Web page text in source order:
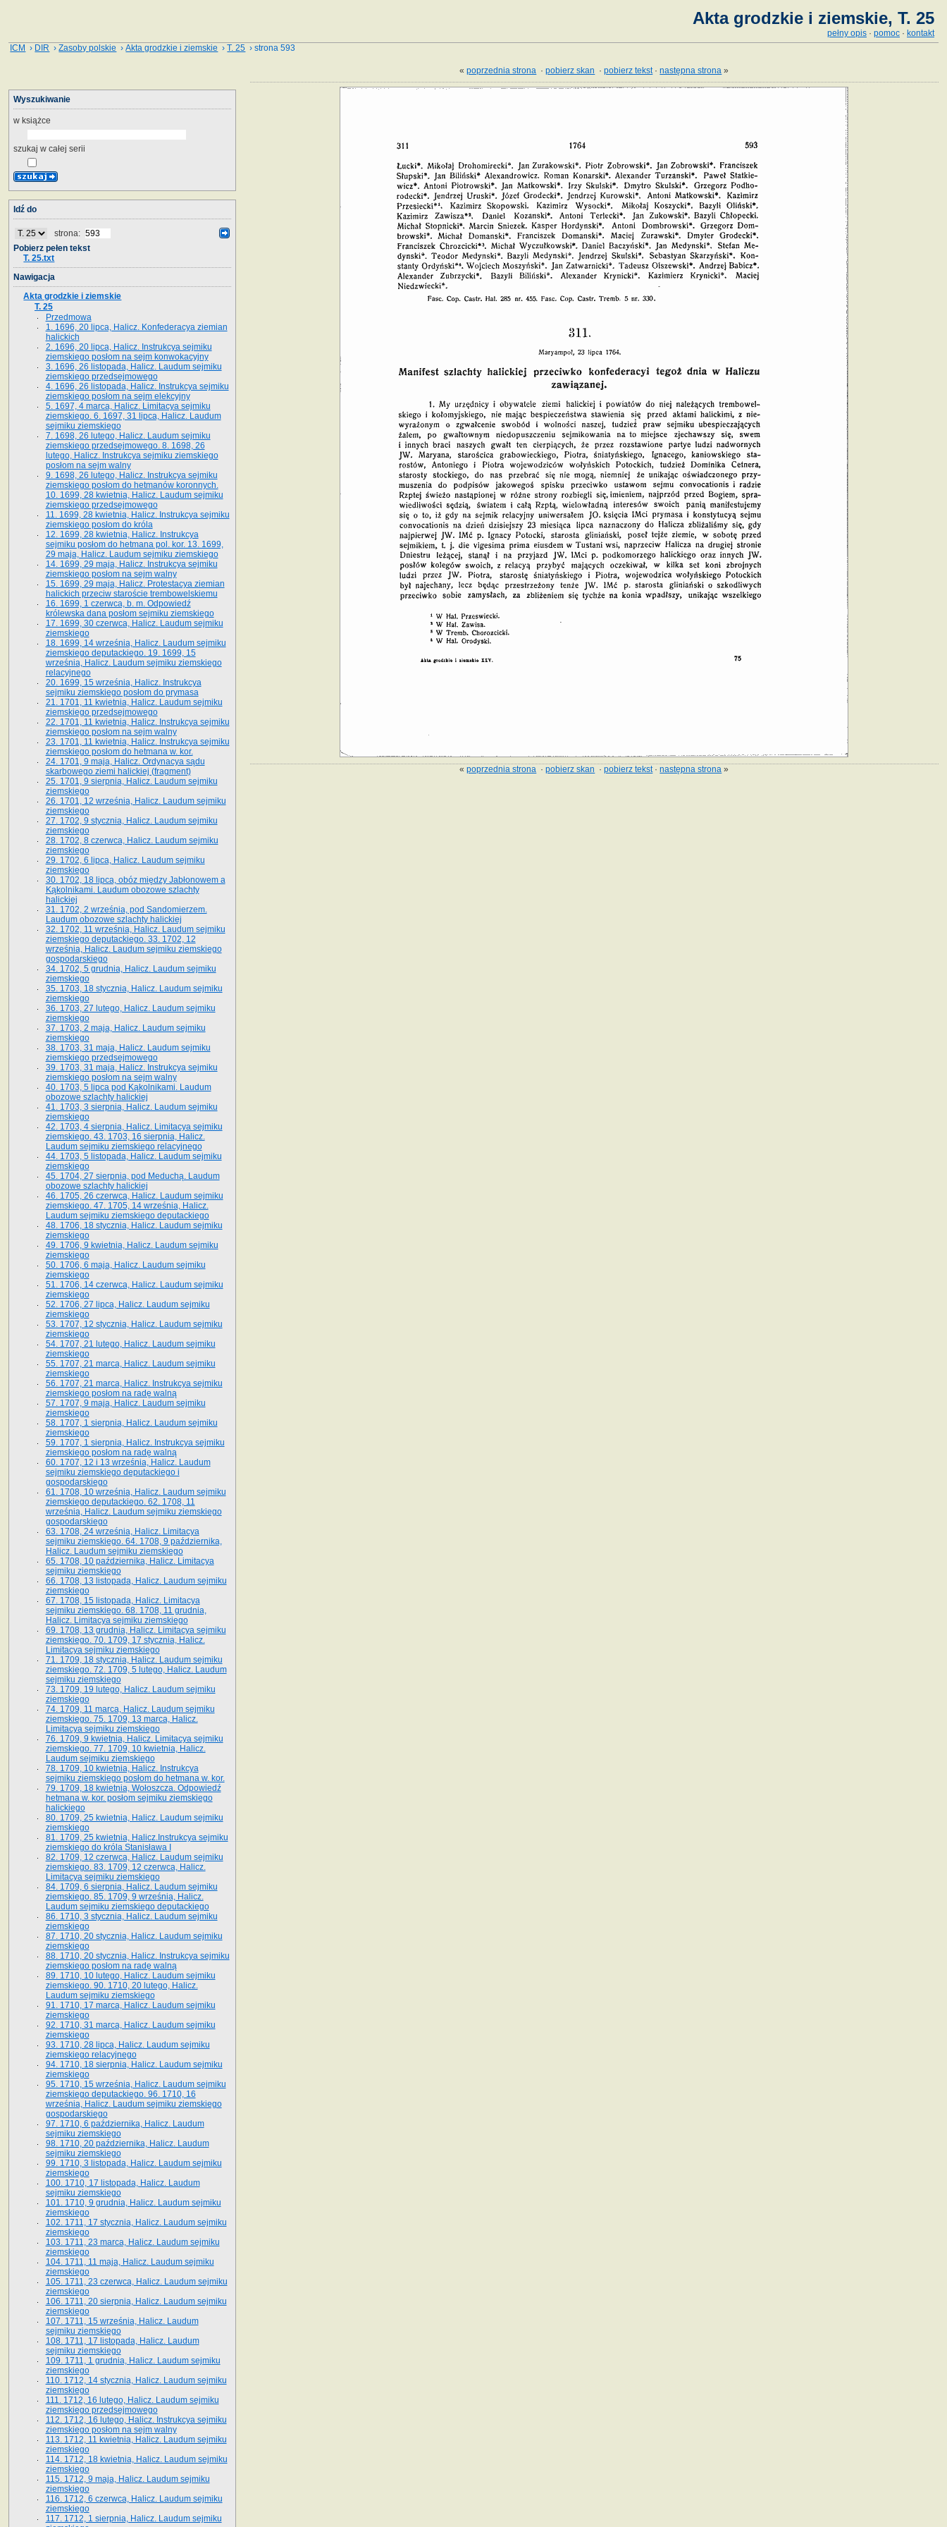
Akta grodzkie i ziemskie, T. 25
pełny opis · pomoc · kontakt
ICM › DIR ›Zasoby polskie ›Akta grodzkie i ziemskie ›T. 25 › strona 593
«poprzednia strona ·pobierz skan ·pobierz tekst·następna strona »
«poprzednia strona ·pobierz skan ·pobierz tekst·następna strona »
Wyszukiwanie
w książce
szukaj w całej serii
Idź do
strona:
Pobierz pełen tekst
T. 25.txt
Nawigacja
Akta grodzkie i ziemskie
T. 25
Przedmowa
1. 1696, 20 lipca, Halicz. Konfederacya ziemian
halickich
2. 1696, 20 lipca, Halicz. Instrukcya sejmiku
ziemskiego posłom na sejm konwokacyjny
3. 1696, 26 listopada, Halicz. Laudum sejmiku
ziemskiego przedsejmowego
4. 1696, 26 listopada, Halicz. Instrukcya sejmiku
ziemskiego posłom na sejm elekcyjny
5. 1697, 4 marca, Halicz. Limitacya sejmiku
ziemskiego. 6. 1697, 31 lipca, Halicz. Laudum
sejmiku ziemskiego
7. 1698, 26 lutego, Halicz. Laudum sejmiku
ziemskiego przedsejmowego. 8. 1698, 26
lutego, Halicz. Instrukcya sejmiku ziemskiego
posłom na sejm walny
9. 1698, 26 lutego, Halicz. Instrukcya sejmiku
ziemskiego posłom do hetmanów koronnych.
10. 1699, 28 kwietnia, Halicz. Laudum sejmiku
ziemskiego przedsejmowego
11. 1699, 28 kwietnia, Halicz. Instrukcya sejmiku
ziemskiego posłom do króla
12. 1699, 28 kwietnia, Halicz. Instrukcya
sejmiku posłom do hetmana pol. kor. 13. 1699,
29 maja, Halicz. Laudum sejmiku ziemskiego
14. 1699, 29 maja, Halicz. Instrukcya sejmiku
ziemskiego posłom na sejm walny
15. 1699, 29 maja, Halicz. Protestacya ziemian
halickich przeciw staroście trembowelskiemu
16. 1699, 1 czerwca, b. m. Odpowiedź
królewska dana posłom sejmiku ziemskiego
17. 1699, 30 czerwca, Halicz. Laudum sejmiku
ziemskiego
18. 1699, 14 września, Halicz. Laudum sejmiku
ziemskiego deputackiego. 19. 1699, 15
września, Halicz. Laudum sejmiku ziemskiego
relacyjnego
20. 1699, 15 września, Halicz. Instrukcya
sejmiku ziemskiego posłom do prymasa
21. 1701, 11 kwietnia, Halicz. Laudum sejmiku
ziemskiego przedsejmowego
22. 1701, 11 kwietnia, Halicz. Instrukcya sejmiku
ziemskiego posłom na sejm walny
23. 1701, 11 kwietnia, Halicz. Instrukcya sejmiku
ziemskiego posłom do hetmana w. kor.
24. 1701, 9 maja, Halicz. Ordynacya sądu
skarbowego ziemi halickiej (fragment)
25. 1701, 9 sierpnia, Halicz. Laudum sejmiku
ziemskiego
26. 1701, 12 września, Halicz. Laudum sejmiku
ziemskiego
27. 1702, 9 stycznia, Halicz. Laudum sejmiku
ziemskiego
28. 1702, 8 czerwca, Halicz. Laudum sejmiku
ziemskiego
29. 1702, 6 lipca, Halicz. Laudum sejmiku
ziemskiego
30. 1702, 18 lipca, obóz między Jabłonowem a
Kąkolnikami. Laudum obozowe szlachty
halickiej
31. 1702, 2 września, pod Sandomierzem.
Laudum obozowe szlachty halickiej
32. 1702, 11 września, Halicz. Laudum sejmiku
ziemskiego deputackiego. 33. 1702, 12
września, Halicz. Laudum sejmiku ziemskiego
gospodarskiego
34. 1702, 5 grudnia, Halicz. Laudum sejmiku
ziemskiego
35. 1703, 18 stycznia, Halicz. Laudum sejmiku
ziemskiego
36. 1703, 27 lutego, Halicz. Laudum sejmiku
ziemskiego
37. 1703, 2 maja, Halicz. Laudum sejmiku
ziemskiego
38. 1703, 31 maja, Halicz. Laudum sejmiku
ziemskiego przedsejmowego
39. 1703, 31 maja, Halicz. Instrukcya sejmiku
ziemskiego posłom na sejm walny
40. 1703, 5 lipca pod Kąkolnikami. Laudum
obozowe szlachty halickiej
41­. 1703, 3 sierpnia, Halicz. Laudum sejmiku
ziemskiego
42. 1703, 4 sierpnia, Halicz. Limitacya sejmiku
ziemskiego. 43. 1703, 16 sierpnia, Halicz.
Laudum sejmiku ziemskiego relacyjnego
44. 1703, 5 listopada, Halicz. Laudum sejmiku
ziemskiego
45. 1704, 27 sierpnia, pod Meduchą. Laudum
obozowe szlachty halickiej
46. 1705, 26 czerwca, Halicz. Laudum sejmiku
ziemskiego. 47. 1705, 14 września, Halicz.
Laudum sejmiku ziemskiego deputackiego
48. 1706, 18 stycznia, Halicz. Laudum sejmiku
ziemskiego
49. 1706, 9 kwietnia, Halicz. Laudum sejmiku
ziemskiego
50. 1706, 6 maja, Halicz. Laudum sejmiku
ziemskiego
51. 1706, 14 czerwca, Halicz. Laudum sejmiku
ziemskiego
52. 1706, 27 lipca, Halicz. Laudum sejmiku
ziemskiego
53. 1707, 12 stycznia, Halicz. Laudum sejmiku
ziemskiego
54. 1707, 21 lutego, Halicz. Laudum sejmiku
ziemskiego
55. 1707, 21 marca, Halicz. Laudum sejmiku
ziemskiego
56. 1707, 21 marca, Halicz. Instrukcya sejmiku
ziemskiego posłom na radę walną
57. 1707, 9 maja, Halicz. Laudum sejmiku
ziemskiego
58. 1707, 1 sierpnia, Halicz. Laudum sejmiku
ziemskiego
59. 1707, 1 sierpnia, Halicz. Instrukcya sejmiku
ziemskiego posłom na radę walną
60. 1707, 12 i 13 września, Halicz. Laudum
sejmiku ziemskiego deputackiego i
gospodarskiego
61. 1708, 10 września, Halicz. Laudum sejmiku
ziemskiego deputackiego. 62. 1708, 11
września, Halicz. Laudum sejmiku ziemskiego
gospodarskiego
63. 1708, 24 września, Halicz. Limitacya
sejmiku ziemskiego. 64. 1708, 9 października,
Halicz. Laudum sejmiku ziemskiego
65­. 1708, 10 października, Halicz. Limitacya
sejmiku ziemskiego
66. 1708, 13 listopada, Halicz. Laudum sejmiku
ziemskiego
67. 1708, 15 listopada, Halicz. Limitacya
sejmiku ziemskiego. 68. 1708, 11 grudnia,
Halicz. Limitacya sejmiku ziemskiego
69. 1708, 13 grudnia, Halicz. Limitacya sejmiku
ziemskiego. 70. 1709, 17 stycznia, Halicz.
Limitacya sejmiku ziemskiego
71. 1709, 18 stycznia, Halicz. Laudum sejmiku
ziemskiego. 72. 1709, 5 lutego, Halicz. Laudum
sejmiku ziemskiego
73. 1709, 19 lutego, Halicz. Laudum sejmiku
ziemskiego
74. 1709, 11 marca, Halicz. Laudum sejmiku
ziemskiego. 75. 1709, 13 marca, Halicz.
Limitacya sejmiku ziemskiego
76. 1709, 9 kwietnia, Halicz. Limitacya sejmiku
ziemskiego. 77. 1709, 10 kwietnia, Halicz.
Laudum sejmiku ziemskiego
78. 1709, 10 kwietnia, Halicz. Instrukcya
sejmiku ziemskiego posłom do hetmana w. kor.
79. 1709, 18 kwietnia, Wołoszcza. Odpowiedź
hetmana w. kor. posłom sejmiku ziemskiego
halickiego
80. 1709, 25 kwietnia, Halicz. Laudum sejmiku
ziemskiego
81. 1709, 25 kwietnia, Halicz.Instrukcya sejmiku
ziemskiego do króla Stanisława I
82. 1709, 12 czerwca, Halicz. Laudum sejmiku
ziemskiego. 83. 1709, 12 czerwca, Halicz.
Limitacya sejmiku ziemskiego
84. 1709, 6 sierpnia, Halicz. Laudum sejmiku
ziemskiego. 85. 1709, 9 września, Halicz.
Laudum sejmiku ziemskiego deputackiego
86. 1710, 3 stycznia, Halicz. Laudum sejmiku
ziemskiego
87. 1710, 20 stycznia, Halicz. Laudum sejmiku
ziemskiego
88. 1710, 20 stycznia, Halicz. Instrukcya sejmiku
ziemskiego posłom na radę walną
89. 1710, 10 lutego, Halicz. Laudum sejmiku
ziemskiego. 90. 1710, 20 lutego, Halicz.
Laudum sejmiku ziemskiego
91. 1710, 17 marca, Halicz. Laudum sejmiku
ziemskiego
92. 1710, 31 marca, Halicz. Laudum sejmiku
ziemskiego
93. 1710, 28 lipca, Halicz. Laudum sejmiku
ziemskiego relacyjnego
94. 1710, 18 sierpnia, Halicz. Laudum sejmiku
ziemskiego
95. 1710, 15 września, Halicz. Laudum sejmiku
ziemskiego deputackiego. 96. 1710, 16
września, Halicz. Laudum sejmiku ziemskiego
gospodarskiego
97. 1710, 6 października, Halicz. Laudum
sejmiku ziemskiego
98. 1710, 20 października, Halicz. Laudum
sejmiku ziemskiego
99. 1710, 3 listopada, Halicz. Laudum sejmiku
ziemskiego
100. 1710, 17 listopada, Halicz. Laudum
sejmiku ziemskiego
101. 1710, 9 grudnia, Halicz. Laudum sejmiku
ziemskiego
102. 1711, 17 stycznia, Halicz. Laudum sejmiku
ziemskiego
103. 1711, 23 marca, Halicz. Laudum sejmiku
ziemskiego
104. 1711, 11 maja, Halicz. Laudum sejmiku
ziemskiego
105. 1711, 23 czerwca, Halicz. Laudum sejmiku
ziemskiego
106. 1711, 20 sierpnia, Halicz. Laudum sejmiku
ziemskiego
107. 1711, 15 września, Halicz. Laudum
sejmiku ziemskiego
108. 1711, 17 listopada, Halicz. Laudum
sejmiku ziemskiego
109. 1711, 1 grudnia, Halicz. Laudum sejmiku
ziemskiego
110. 1712, 14 stycznia, Halicz. Laudum sejmiku
ziemskiego
111. 1712, 16 lutego, Halicz. Laudum sejmiku
ziemskiego przedsejmowego
112. 1712, 16 lutego, Halicz. Instrukcya sejmiku
ziemskiego posłom na sejm walny
113. 1712, 11 kwietnia, Halicz. Laudum sejmiku
ziemskiego
114. 1712, 18 kwietnia, Halicz. Laudum sejmiku
ziemskiego
115. 1712, 9 maja, Halicz. Laudum sejmiku
ziemskiego
116. 1712, 6 czerwca, Halicz. Laudum sejmiku
ziemskiego
117. 1712, 1 sierpnia, Halicz. Laudum sejmiku